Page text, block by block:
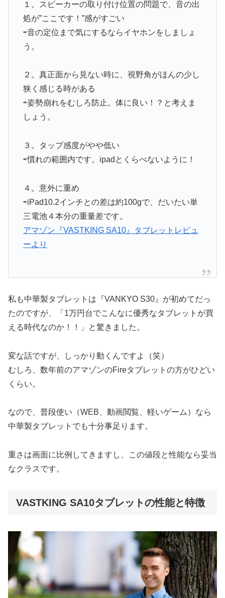
１。スピーカーの取り付け位置の問題で、音の出
処が”ここです！”感がすごい
⇨音の定位まで気にするならイヤホンをしましょ
う。
２。真正面から見ない時に、視野角がほんの少し
狭く感じる時がある
⇨姿勢崩れをむしろ防止。体に良い！？と考えま
しょう。
３。タップ感度がやや低い
⇨慣れの範囲内です。ipadとくらべないように！
４。意外に重め
⇨iPad10.2インチとの差は約100gで、だいたい単
三電池４本分の重量差です。
アマゾン『VASTKING SA10』タブレットレビュ
ーより
私も中華製タブレットは『VANKYO S30』が初めてだっ
たのですが、「1万円台でこんなに優秀なタブレットが買
える時代なのか！！」と驚きました。
変な話ですが、しっかり動くんですよ（笑）
むしろ、数年前のアマゾンのFireタブレットの方がひどい
くらい。
なので、普段使い（WEB、動画閲覧、軽いゲーム）なら
中華製タブレットでも十分事足ります。
重さは画面に比例してきますし、この値段と性能なら妥当
なクラスです。
VASTKING SA10タブレットの性能と特徴